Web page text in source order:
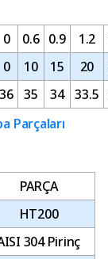
0 0.6 0.9 1.2
0 10 15 20
36 35 34 33.5
Parçaları
PARÇA
HT200
304 Pirinç